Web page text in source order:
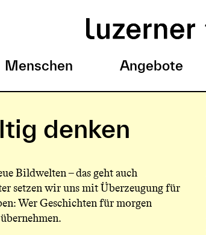
Menschen Angebote
denken
Bildwelten – das geht auch
setzen wir uns mit Überzeugung für
Wer Geschichten für morgen